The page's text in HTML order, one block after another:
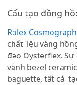
Cấu tạo đồng hồ:
Rolex
chất liệu vàng
đeo Oysterflex.
vành bezel
baguette, tất cả